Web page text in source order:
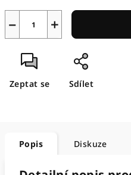
+
−
Zeptat se Sdílet
Popis Diskuze